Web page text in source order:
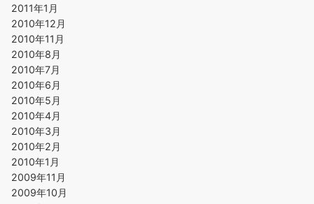
2011年1月
2010年12月
2010年11月
2010年8月
2010年7月
2010年6月
2010年5月
2010年4月
2010年3月
2010年2月
2010年1月
2009年11月
2009年10月